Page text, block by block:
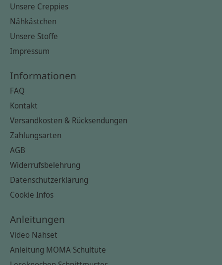
Unsere Creppies
Nähkästchen
Unsere Stoffe
Impressum
Informationen
FAQ
Kontakt
Versandkosten & Rücksendungen
Zahlungsarten
AGB
Widerrufsbelehrung
Datenschutzerklärung
Cookie Infos
Anleitungen
Video Nähset
Anleitung MOMA Schultüte